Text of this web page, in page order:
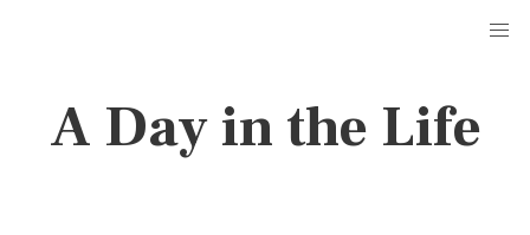
A Day in the Life